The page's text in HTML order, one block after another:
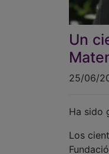
Un
25/06/
Ha sido
Los